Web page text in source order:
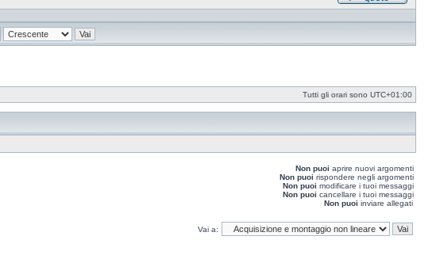
Tutti gli orari sono UTC+01:00
Non puoi aprire nuovi argomenti
Non puoi rispondere negli argomenti
Non puoi modificare i tuoi messaggi
Non puoi cancellare i tuoi messaggi
Non puoi inviare allegati
Vai a: